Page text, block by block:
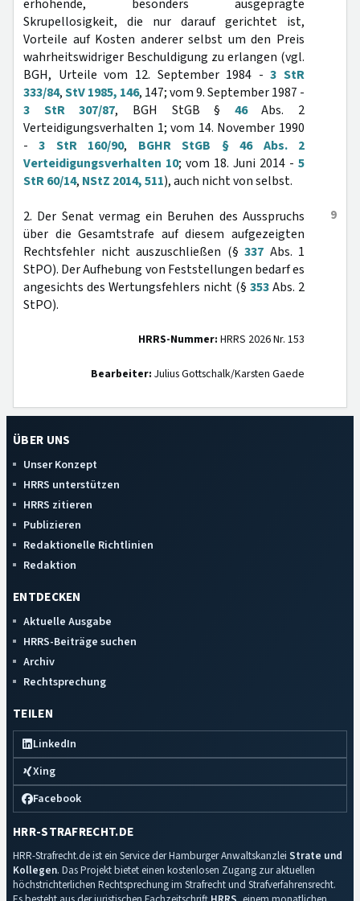
erhöhende, besonders ausgeprägte
Skrupellosigkeit, die nur darauf gerichtet ist,
Vorteile auf Kosten anderer selbst um den Preis
wahrheitswidriger Beschuldigung zu erlangen (vgl.
BGH, Urteile vom 12. September 1984 -3 StR
333/84,StV 1985, 146, 147; vom 9. September 1987 -
3 StR 307/87, BGH StGB § 46Abs. 2
Verteidigungsverhalten 1; vom 14. November 1990
-3 StR 160/90, BGHR StGB § 46 Abs. 2
Verteidigungsverhalten 10; vom 18. Juni 2014 - 5
StR 60/14, NStZ 2014, 511), auch nicht von selbst.
9
2. Der Senat vermag ein Beruhen des Ausspruchs
über die Gesamtstrafe auf diesem aufgezeigten
Rechtsfehler nicht auszuschließen (§ 337 Abs. 1
StPO). Der Aufhebung von Feststellungen bedarf es
angesichts des Wertungsfehlers nicht (§ 353Abs. 2
StPO).
HRRS-Nummer: HRRS 2026 Nr. 153
Bearbeiter: Julius Gottschalk/Karsten Gaede
ÜBER UNS
Unser Konzept
HRRS unterstützen
HRRS zitieren
Publizieren
Redaktionelle Richtlinien
Redaktion
ENTDECKEN
Aktuelle Ausgabe
HRRS-Beiträge suchen
Archiv
Rechtsprechung
TEILEN
LinkedIn
Xing
Facebook
HRR-STRAFRECHT.DE
HRR-Strafrecht.de ist ein Service der Hamburger Anwaltskanzlei Strate und
Kollegen. Das Projekt bietet einen kostenlosen Zugang zur aktuellen
höchstrichterlichen Rechtsprechung im Strafrecht und Strafverfahrensrecht.